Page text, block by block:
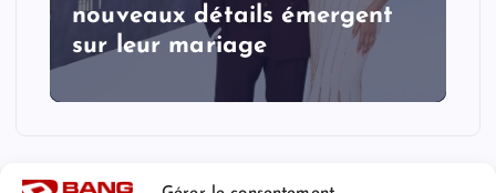
nouveaux détails émergent
sur leur mariage